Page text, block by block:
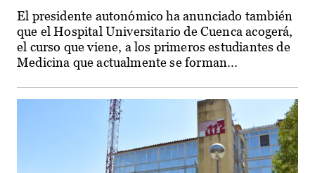
El presidente autonómico ha anunciado también
que el Hospital Universitario de Cuenca acogerá,
el curso que viene, a los primeros estudiantes de
Medicina que actualmente se forman...